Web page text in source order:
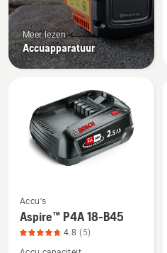
Meer lezen
Accuapparatuur
Bekijk
meer
details
Accu's
Aspire™ P4A 18-B45
4.8 (5)